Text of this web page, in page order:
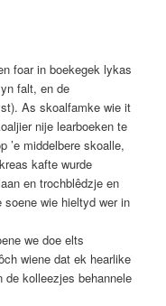
foar in boekegek lykas
falt, en de
As skoalfamke wie it
nije learboeken te
’e middelbere skoalle,
kafte wurde
en trochblêdzje en
wie hieltyd wer in
we doe elts
wiene dat ek hearlike
de kolleezjes behannele